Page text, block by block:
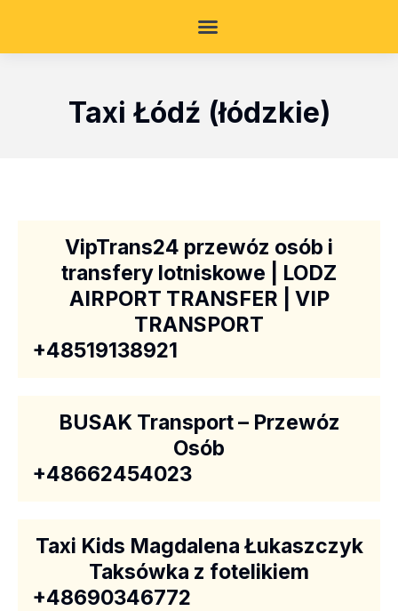
Taxi Łódź (łódzkie)
VipTrans24 przewóz osób i
transfery lotniskowe | LODZ
AIRPORT TRANSFER | VIP
TRANSPORT
+48519138921
BUSAK Transport – Przewóz
Osób
+48662454023
Taxi Kids Magdalena Łukaszczyk
Taksówka z fotelikiem
+48690346772